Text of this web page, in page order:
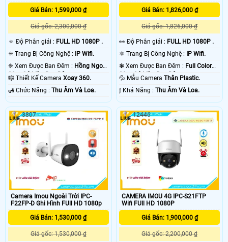
Giá Bán: 1,599,000 ₫
Giá gốc: 2,300,000 ₫
🔅 Độ Phân giải : FULL HD 1080P .
✳️ Trang Bị Công Nghệ : IP Wifi.
❈ Xem Được Ban Đêm : Hồng Ngoại
30m Có Màu Ban Ðêm.
🎼️ Thiết Kế Camera Xoay 360.
️🛃 Chức Năng : Thu Âm Và Loa.
Giá Bán: 1,826,000 ₫
Giá gốc: 1,826,000 ₫
️👀 Độ Phân giải : FULL HD 1080P .
⚛️ Trang Bị Công Nghệ : IP Wifi.
❃ Xem Được Ban Đêm : Full Color
30m Có Màu Ban Ðêm.
💦 Mẫu CameraThân Plastic.
️ƒ Khả Năng :Thu Âm Và Loa.
Camera Imou Ngoài Trời IPC-
F22FP-D Ghi Hình FUll HD 1080p
Giá Bán: 1,530,000 ₫
Giá gốc: 1,530,000 ₫
3807
CAMERA IMOU 4G IPC-S21FTP
Wifi FUll HD 1080P
Giá Bán: 1,900,000 ₫
Giá gốc: 2,200,000 ₫
12446